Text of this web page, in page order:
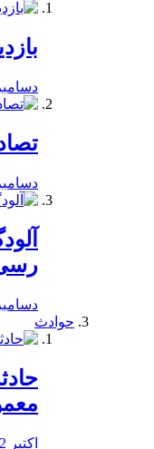
دسامبر 24,
دسامبر 24,
دسامبر 24,
حوادث
اکتبر 22, 2019